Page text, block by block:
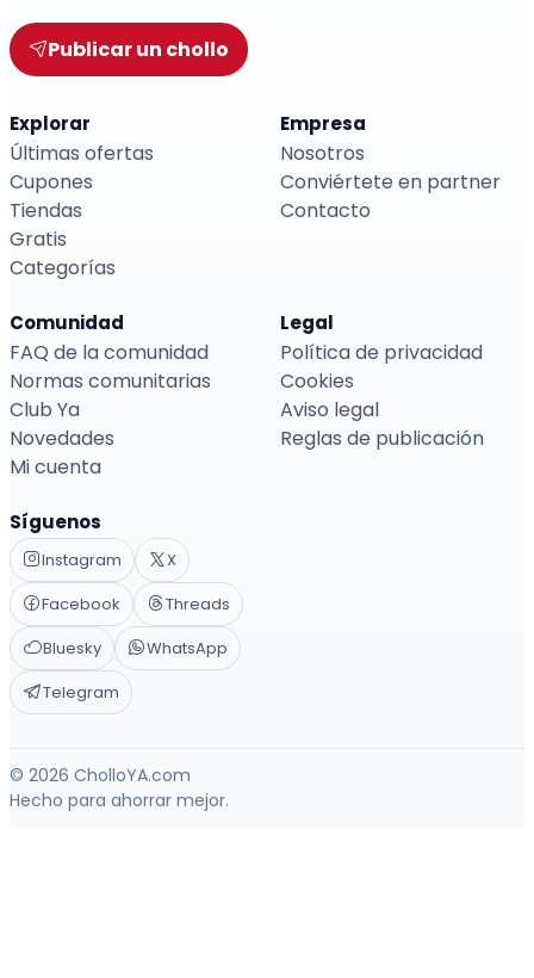
Publicar un chollo
Explorar
Últimas ofertas
Cupones
Tiendas
Gratis
Categorías
Empresa
Nosotros
Conviértete en partner
Contacto
Comunidad
FAQ de la comunidad
Normas comunitarias
Club Ya
Novedades
Mi cuenta
Legal
Política de privacidad
Cookies
Aviso legal
Reglas de publicación
Síguenos
Instagram
X
Facebook
Threads
Bluesky
WhatsApp
Telegram
© 2026 CholloYA.com
Hecho para ahorrar mejor.